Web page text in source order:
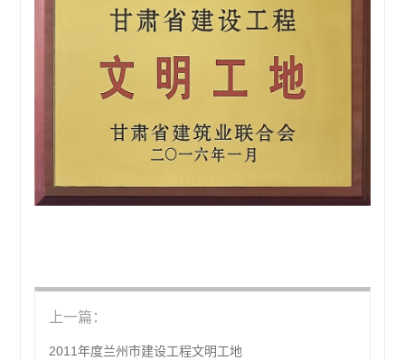
上一篇：
2011年度兰州市建设工程文明工地